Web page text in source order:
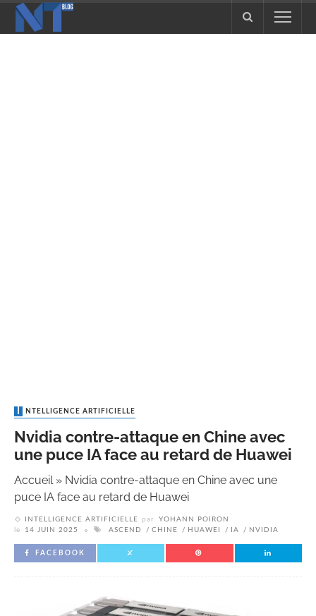
INTELLIGENCE ARTIFICIELLE
Nvidia contre-attaque en Chine avec
une puce IA face au retard de Huawei
Accueil» Nvidia contre-attaque en Chine avec une
puce IA face au retard de Huawei
INTELLIGENCE ARTIFICIELLE par
YOHANN POIRON
le
14 JUIN 2025 ASCEND CHINE HUAWEI IA NVIDIA
FACEBOOK